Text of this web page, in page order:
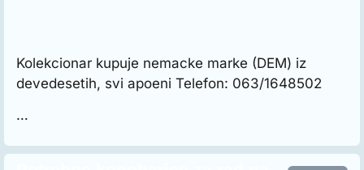
Kolekcionar kupuje nemacke marke (DEM) iz
devedesetih, svi apoeni Telefon: 063/1648502
…